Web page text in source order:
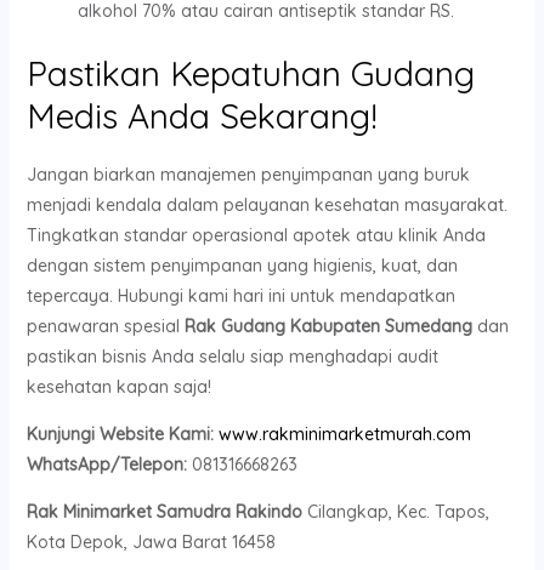
alkohol 70% atau cairan antiseptik standar RS.
Pastikan Kepatuhan Gudang
Medis Anda Sekarang!
Jangan biarkan manajemen penyimpanan yang buruk
menjadi kendala dalam pelayanan kesehatan masyarakat.
Tingkatkan standar operasional apotek atau klinik Anda
dengan sistem penyimpanan yang higienis, kuat, dan
tepercaya. Hubungi kami hari ini untuk mendapatkan
penawaran spesial Rak Gudang Kabupaten Sumedangdan
pastikan bisnis Anda selalu siap menghadapi audit
kesehatan kapan saja!
Kunjungi Website Kami: www.rakminimarketmurah.com
WhatsApp/Telepon:081316668263
Rak Minimarket Samudra RakindoCilangkap, Kec. Tapos,
Kota Depok, Jawa Barat 16458